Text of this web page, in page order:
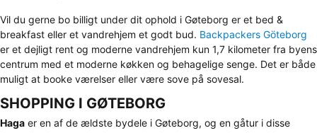
Vil du gerne bo billigt under dit ophold i Gøteborg er et bed &
breakfast eller et vandrehjem et godt bud. Backpackers Göteborg
er et dejligt rent og moderne vandrehjem kun 1,7 kilometer fra byens
centrum med et moderne køkken og behagelige senge. Det er både
muligt at booke værelser eller være sove på sovesal.
SHOPPING I GØTEBORG
Haga er en af de ældste bydele i Gøteborg, og en gåtur i disse